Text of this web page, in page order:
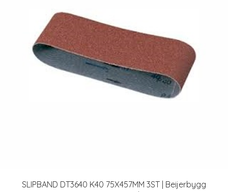
SLIPBAND DT3640 K40 75X457MM 3ST | Beijerbygg